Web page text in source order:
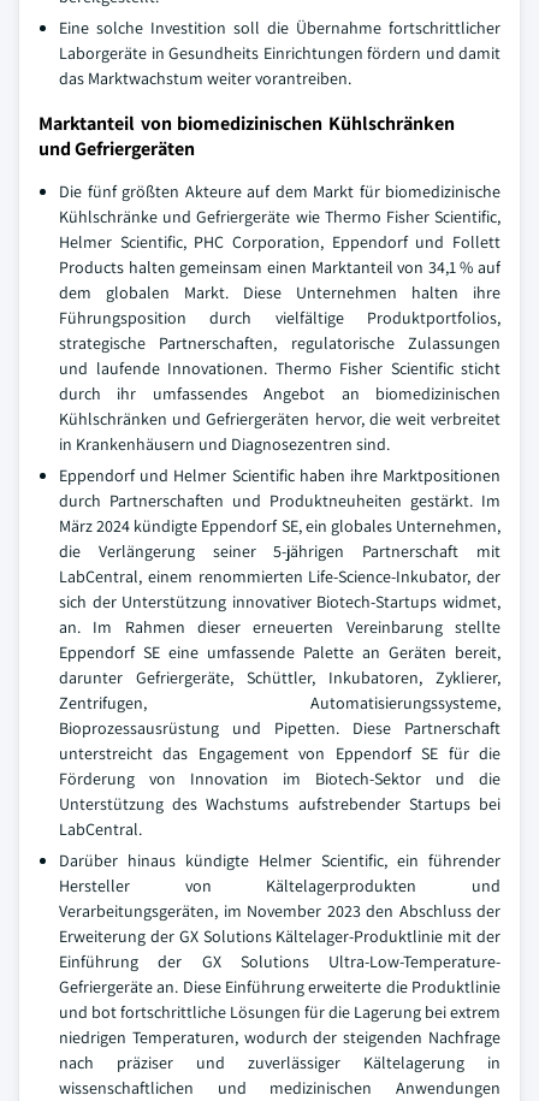
Eine solche Investition soll die Übernahme fortschrittlicher
Laborgeräte in Gesundheits Einrichtungen fördern und damit
das Marktwachstum weiter vorantreiben.
Marktanteil von biomedizinischen Kühlschränken
und Gefriergeräten
Die fünf größten Akteure auf dem Markt für biomedizinische
Kühlschränke und Gefriergeräte wie Thermo Fisher Scientific,
Helmer Scientific, PHC Corporation, Eppendorf und Follett
Products halten gemeinsam einen Marktanteil von 34,1 % auf
dem globalen Markt. Diese Unternehmen halten ihre
Führungsposition durch vielfältige Produktportfolios,
strategische Partnerschaften, regulatorische Zulassungen
und laufende Innovationen. Thermo Fisher Scientific sticht
durch ihr umfassendes Angebot an biomedizinischen
Kühlschränken und Gefriergeräten hervor, die weit verbreitet
in Krankenhäusern und Diagnosezentren sind.
Eppendorf und Helmer Scientific haben ihre Marktpositionen
durch Partnerschaften und Produktneuheiten gestärkt. Im
März 2024 kündigte Eppendorf SE, ein globales Unternehmen,
die Verlängerung seiner 5-jährigen Partnerschaft mit
LabCentral, einem renommierten Life-Science-Inkubator, der
sich der Unterstützung innovativer Biotech-Startups widmet,
an. Im Rahmen dieser erneuerten Vereinbarung stellte
Eppendorf SE eine umfassende Palette an Geräten bereit,
darunter Gefriergeräte, Schüttler, Inkubatoren, Zyklierer,
Zentrifugen, Automatisierungssysteme,
Bioprozessausrüstung und Pipetten. Diese Partnerschaft
unterstreicht das Engagement von Eppendorf SE für die
Förderung von Innovation im Biotech-Sektor und die
Unterstützung des Wachstums aufstrebender Startups bei
LabCentral.
Darüber hinaus kündigte Helmer Scientific, ein führender
Hersteller von Kältelagerprodukten und
Verarbeitungsgeräten, im November 2023 den Abschluss der
Erweiterung der GX Solutions Kältelager-Produktlinie mit der
Einführung der GX Solutions Ultra-Low-Temperature-
Gefriergeräte an. Diese Einführung erweiterte die Produktlinie
und bot fortschrittliche Lösungen für die Lagerung bei extrem
niedrigen Temperaturen, wodurch der steigenden Nachfrage
nach präziser und zuverlässiger Kältelagerung in
wissenschaftlichen und medizinischen Anwendungen